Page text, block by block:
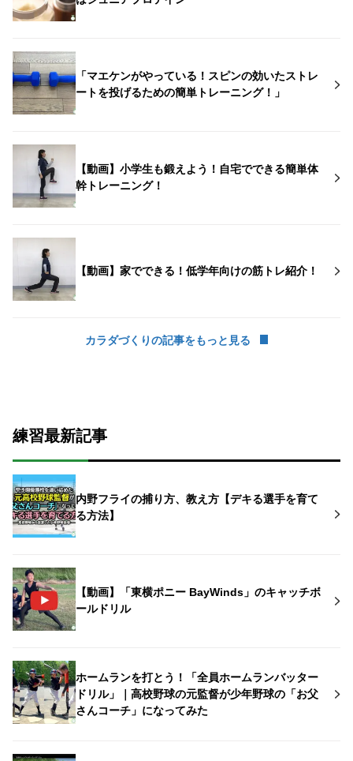
「マエケンがやっている！スピンの効いたストレ
ートを投げるための簡単トレーニング！」
【動画】小学生も鍛えよう！自宅でできる簡単体
幹トレーニング！
【動画】家でできる！低学年向けの筋トレ紹介！
カラダづくりの記事をもっと見る
練習最新記事
内野フライの捕り方、教え方【デキる選手を育て
る方法】
【動画】「東横ポニー BayWinds」のキャッチボ
ールドリル
ホームランを打とう！「全員ホームランバッター
ドリル」｜高校野球の元監督が少年野球の「お父
さんコーチ」になってみた